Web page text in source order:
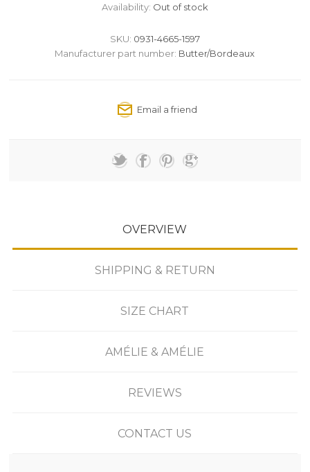
Availability: Out of stock
SKU: 0931-4665-1597
Manufacturer part number: Butter/Bordeaux
OVERVIEW
SHIPPING & RETURN
SIZE CHART
AMÉLIE & AMÉLIE
REVIEWS
CONTACT US